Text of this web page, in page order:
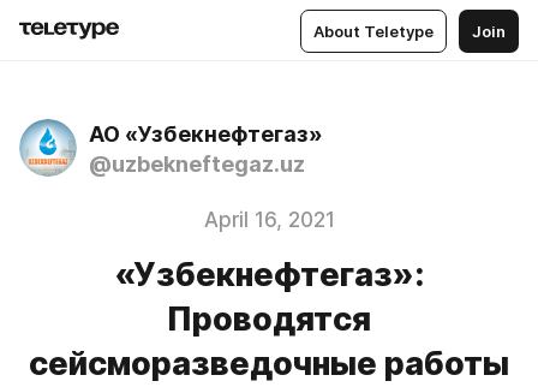
About Teletype Join
АО «Узбекнефтегаз»
@uzbekneftegaz.uz
April 16, 2021
«Узбекнефтегаз»:
Проводятся
сейсморазведочные работы